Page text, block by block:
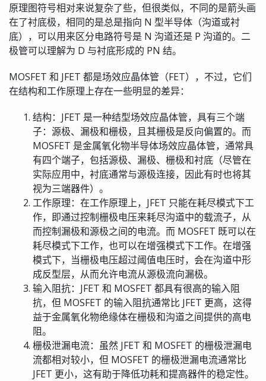
原理图符号相对来说复杂了些，但很类似，不同的是箭头画
在了衬底极，相同的是总是指向 N 型半导体（沟道或衬
底），可以用来区分电路符号是 N 沟道还是 P 沟道的。二
极管可以理解为 D 与衬底形成的 PN 结。
MOSFET 和 JFET 都是场效应晶体管（FET），不过，它们
在结构和工作原理上存在一些明显的差异：
结构：JFET 是一种结型场效应晶体管，具有三个端
子：源极、漏极和栅极，且其栅极是反向偏置的。而
MOSFET 是金属氧化物半导体场效应晶体管，通常具
有四个端子，包括源极、漏极、栅极和衬底（尽管在
实际应用中，衬底通常与源极连接，因此有时也将其
视为三端器件）。
工作原理：在工作原理上，JFET 只能在耗尽模式下工
作，即通过控制栅极电压来耗尽沟道中的载流子，从
而控制漏极和源极之间的电流。而 MOSFET 既可以在
耗尽模式下工作，也可以在增强模式下工作。在增强
模式下，当栅极电压超过阈值电压时，会在沟道中形
成反型层，从而允许电流从源极流向漏极。
输入阻抗：JFET 和 MOSFET 都具有很高的输入阻
抗，但 MOSFET 的输入阻抗通常比 JFET 更高，这得
益于金属氧化物绝缘体在栅极和沟道之间提供的高电
阻。
栅极泄漏电流：虽然 JFET 和 MOSFET 的栅极泄漏电
流都相对较小，但 MOSFET 的栅极泄漏电流通常比
JFET 更小，这有助于降低功耗和提高器件的稳定性。